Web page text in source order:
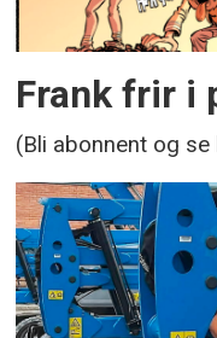
Frank frir i
(Bli abonnent og